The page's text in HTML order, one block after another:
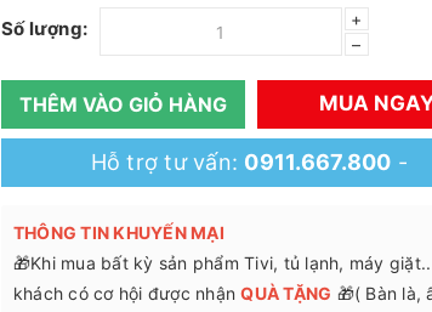
Số lượng:
+
–
THÊM VÀO GIỎ HÀNG MUA
Hỗ trợ tư vấn: 0911.667.800 -
THÔNG TIN KHUYẾN MẠI
🎁Khi mua bất kỳ sản phẩm Tivi, tủ lạnh, máy
khách có cơ hội được nhậnQUÀ TẶNG 🎁( Bàn là,